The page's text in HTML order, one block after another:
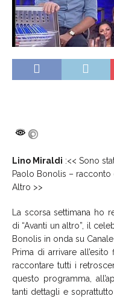
Lino Miraldi :<< Sono
Paolo Bonolis – racconto
Altro >>
La scorsa settimana ho
di “Avanti un altro”, il
Bonolis in onda su Canale
Prima di arrivare
raccontare tutti i
questo programma,
tanti dettagli e